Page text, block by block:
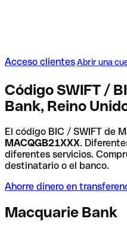
Acceso clientesAbrir una
Código SWIFT /
Bank, Reino
El código BIC / SWIFT de
MACQGB21XXX.
diferentes servicios.
destinatario o el banco.
Ahorre dinero en
Macquarie Bank